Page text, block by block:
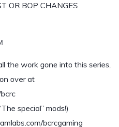
OR BOP CHANGES
the work gone into this series,
over at
special” mods!)
bcrcgaming